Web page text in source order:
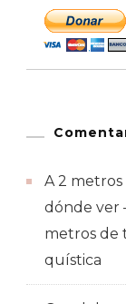
A 2
dónde ver
metros de
quística